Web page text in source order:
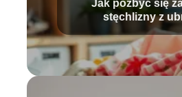
Jak pozbyć się
stęchlizny z